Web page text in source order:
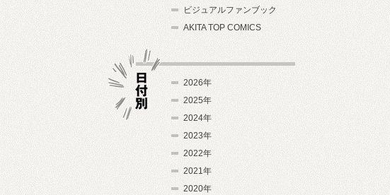
ビジュアルファンブック
AKITA TOP COMICS
2026年
2025年
2024年
2023年
2022年
2021年
2020年